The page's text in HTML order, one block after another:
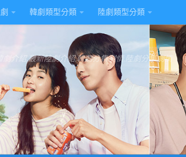
韓劇類型分類 陸劇類型分類
介紹,最新陸劇介紹,韓劇分集劇情,陸劇分集劇情